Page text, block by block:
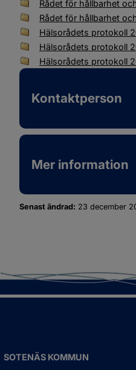
Rådet för hållbarhet
Rådet för hållbarhet
Hälsorådets protokoll
Hälsorådets protokoll
Hälsorådets protokoll
Kontaktperson
Mer information
Senast ändrad: 23 december
SOTENÄS KOMMUN